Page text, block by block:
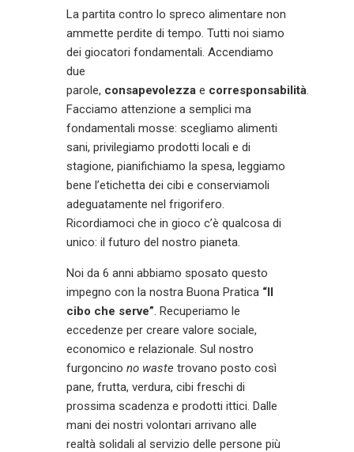
La partita contro lo spreco alimentare non
ammette perdite di tempo. Tutti noi siamo
dei giocatori fondamentali. Accendiamo
due
parole, consapevolezza e corresponsabilità
Facciamo attenzione a semplici ma
fondamentali mosse: scegliamo alimenti
sani, privilegiamo prodotti locali e di
stagione, pianifichiamo la spesa, leggiamo
bene l’etichetta dei cibi e conserviamoli
adeguatamente nel frigorifero.
Ricordiamoci che in gioco c’è qualcosa di
unico: il futuro del nostro pianeta.
Noi da 6 anni abbiamo sposato questo
impegno con la nostra Buona Pratica “Il
cibo che serve” . Recuperiamo le
eccedenze per creare valore sociale,
economico e relazionale. Sul nostro
furgoncino no waste trovano posto così
pane, frutta, verdura, cibi freschi di
prossima scadenza e prodotti ittici. Dalle
mani dei nostri volontari arrivano alle
realtà solidali al servizio delle persone più